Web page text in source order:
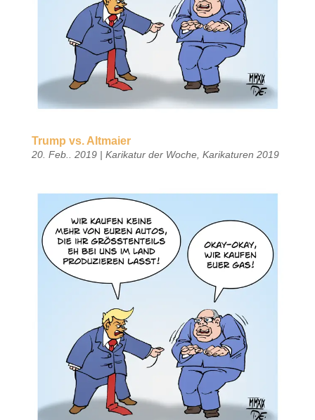
Trump vs. Altmaier
20. Feb.. 2019| Karikatur der Woche, Karikaturen 2019